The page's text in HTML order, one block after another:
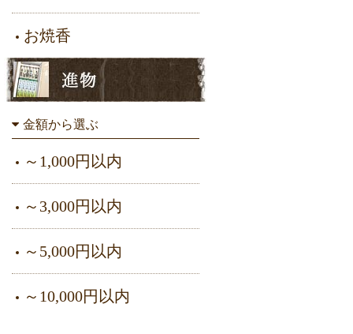
お焼香
金額から選ぶ
～1,000円以内
～3,000円以内
～5,000円以内
～10,000円以内